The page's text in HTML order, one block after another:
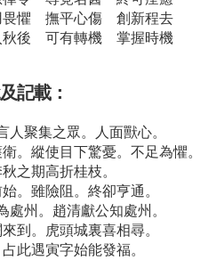
畏懼 撫平心傷 創新程去
秋後 可有轉機 掌握時機
記載：
聚集之眾。人面獸心。
。縱使目下驚憂。不足為懼。
之期高折桂枝。
。雖險阻。終卻亨通。
處州。趙清獻公知處州。
到。虎頭城裏喜相尋。
此遇寅字始能發福。